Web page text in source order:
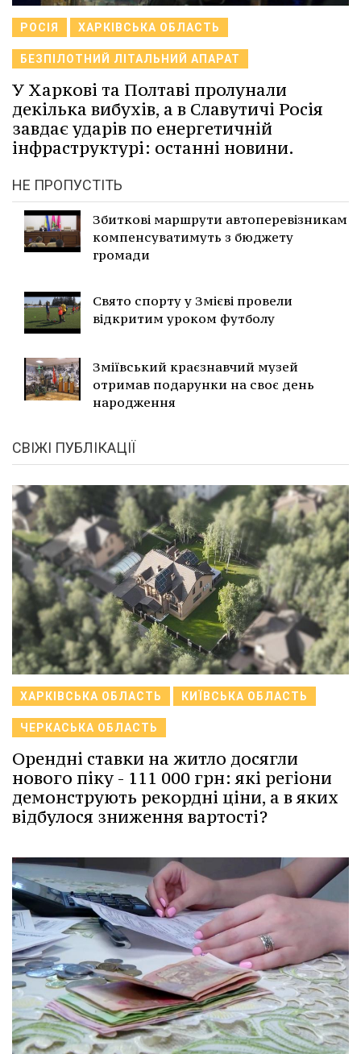
РОСІЯ ХАРКІВСЬКА ОБЛАСТЬ
БЕЗПІЛОТНИЙ ЛІТАЛЬНИЙ АПАРАТ
У Харкові та Полтаві пролунали
декілька вибухів, а в Славутичі Росія
завдає ударів по енергетичній
інфраструктурі: останні новини.
НЕ ПРОПУСТІТЬ
Збиткові маршрути автоперевізникам
компенсуватимуть з бюджету
громади
Свято спорту у Змієві провели
відкритим уроком футболу
Зміївський краєзнавчий музей
отримав подарунки на своє день
народження
СВІЖІ ПУБЛІКАЦІЇ
ХАРКІВСЬКА ОБЛАСТЬ КИЇВСЬКА ОБЛАСТЬ
ЧЕРКАСЬКА ОБЛАСТЬ
Орендні ставки на житло досягли
нового піку - 111 000 грн: які регіони
демонструють рекордні ціни, а в яких
відбулося зниження вартості?